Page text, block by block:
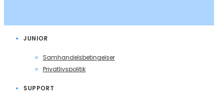
JUNIOR
Samhandelsbetingelser
Privatlivspolitik
SUPPORT